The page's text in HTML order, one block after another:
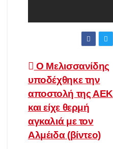
Πλοήγηση
άρθρων
Ο Μελισσανίδης
υποδέχθηκε την
αποστολή της ΑΕΚ
και είχε θερμή
αγκαλιά με τον
Αλμέιδα (βίντεο)